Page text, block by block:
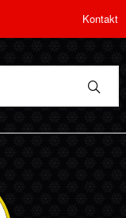
Kontakt